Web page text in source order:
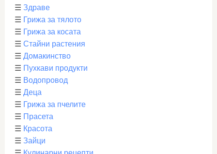
☰ Здраве
☰ Грижа за тялото
☰ Грижа за косата
☰ Стайни растения
☰ Домакинство
☰ Пухкави продукти
☰ Водопровод
☰ Деца
☰ Грижа за пчелите
☰ Прасета
☰ Красота
☰ Зайци